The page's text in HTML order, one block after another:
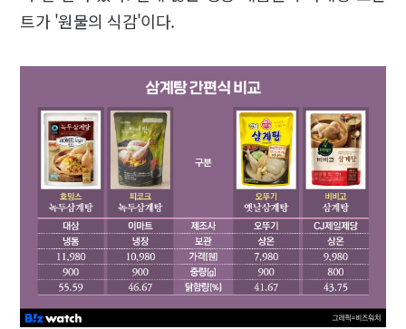
트가 '원물의 식감'이다.